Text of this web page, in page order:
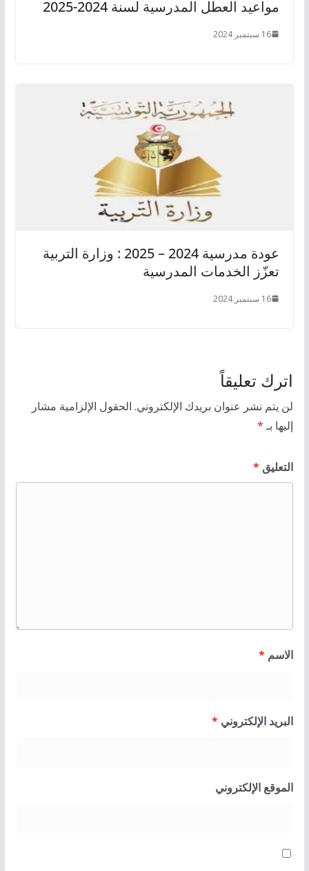
مواعيد العطل المدرسية لسنة 2024-2025
16 سبتمبر 2024
عودة مدرسية 2024 – 2025 : وزارة التربية
تعزّز الخدمات المدرسية
16 سبتمبر 2024
اترك تعليقاً
لن يتم نشر عنوان بريدك الإلكتروني. الحقول الإلزامية مشار
إليها بـ*
التعليق *
الاسم *
البريد الإلكتروني *
الموقع الإلكتروني